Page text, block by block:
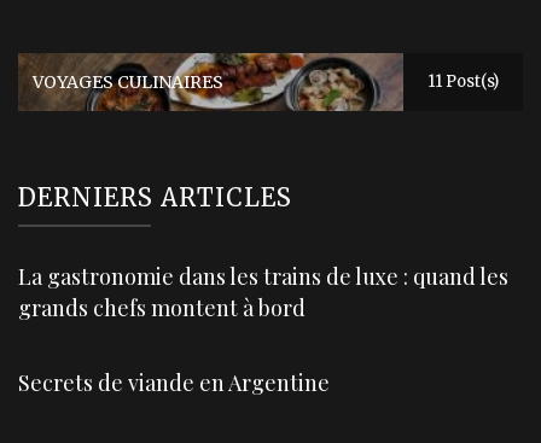
VOYAGES CULINAIRES 11 Post(s)
DERNIERS ARTICLES
La gastronomie dans les trains de luxe : quand les
grands chefs montent à bord
Secrets de viande en Argentine